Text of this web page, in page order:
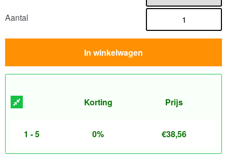
Aantal
In winkelwagen
Korting Prijs
1 - 5 0% €38,56